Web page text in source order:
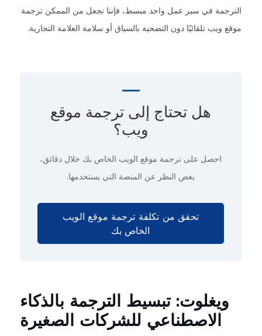
الترجمة في سير عمل واحد مبسط، فإننا نجعل من الممكن ترجمة
موقع ويب تلقائيًا دون التضحية بالسياق أو سلامة العلامة التجارية.
هل تحتاج إلى ترجمة موقع
ويب؟
احصل على ترجمة موقع الويب الخاص بك خلال دقائق،
بغض النظر عن المنصة التي يستخدمها.
تحقق من تكلفة ترجمة موقع الويب
الخاص بك
ويغلوت: تبسيط الترجمة بالذكاء
الاصطناعي للشركات الصغيرة